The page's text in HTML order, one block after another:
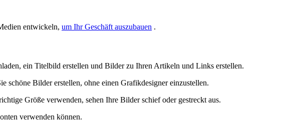
entwickeln, um Ihr Geschäft auszubauen .
ein Titelbild erstellen und Bilder zu Ihren Artikeln und Links erstellen.
schöne Bilder erstellen, ohne einen Grafikdesigner einzustellen.
Größe verwenden, sehen Ihre Bilder schief oder gestreckt aus.
verwenden können.